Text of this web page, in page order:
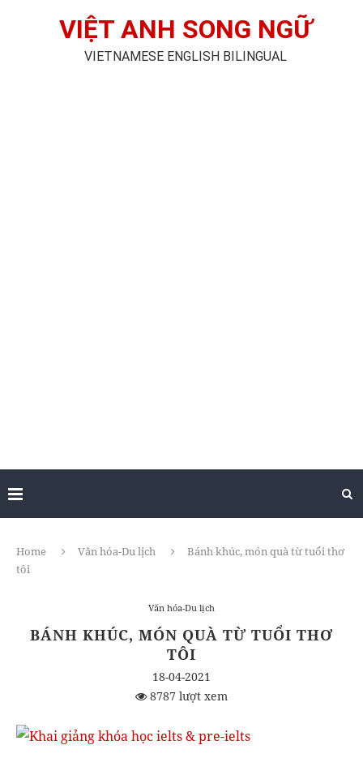
VIỆT ANH SONG NGỮ
VIETNAMESE ENGLISH BILINGUAL
Home Văn hóa-Du lịch
Bánh khúc, món quà từ tuổi thơ
tôi
Văn hóa-Du lịch
BÁNH KHÚC, MÓN QUÀ TỪ TUỔI THƠ
TÔI
18-04-2021
8787 lượt xem